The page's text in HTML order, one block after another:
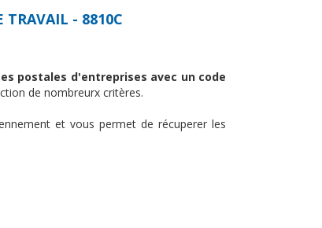
TRAVAIL - 8810C
postales d'entreprises avec un code
de nombreurx critères.
et vous permet de récuperer les